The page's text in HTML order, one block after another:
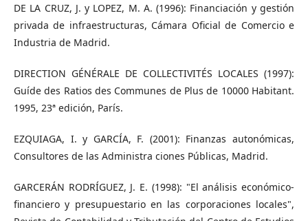
DE LA CRUZ, J. y LOPEZ, M. A. (1996): Financiación y gestión
privada de infraestructuras, Cámara Oficial de Comercio e
Industria de Madrid.
DIRECTION GÉNÉRALE DE COLLECTIVITÉS LOCALES (1997):
Guíde des Ratios des Communes de Plus de 10000 Habitant.
1995, 23ª edición, París.
EZQUIAGA, I. y GARCÍA, F. (2001): Finanzas autonómicas,
Consultores de las Administra­ ciones Públicas, Madrid.
GARCERÁN RODRÍGUEZ, J. E. (1998): "El análisis económico-
financiero y presupuestario en las corporaciones locales",